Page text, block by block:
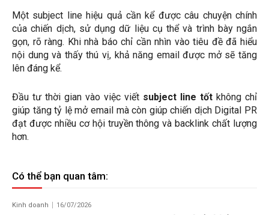
Một subject line hiệu quả cần kể được câu chuyện chính
của chiến dịch, sử dụng dữ liệu cụ thể và trình bày ngắn
gọn, rõ ràng. Khi nhà báo chỉ cần nhìn vào tiêu đề đã hiểu
nội dung và thấy thú vị, khả năng email được mở sẽ tăng
lên đáng kể.
Đầu tư thời gian vào việc viết subject line tốt không chỉ
giúp tăng tỷ lệ mở email mà còn giúp chiến dịch Digital PR
đạt được nhiều cơ hội truyền thông và backlink chất lượng
hơn.
Có thể bạn quan tâm:
Kinh doanh 16/07/2026